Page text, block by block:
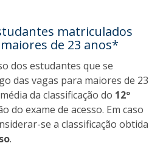
matriculados
de 23 anos*
dos estudantes que se
das vagas para maiores de 23
da classificação do 12º
do exame de acesso. Em caso
se a classificação obtida
.